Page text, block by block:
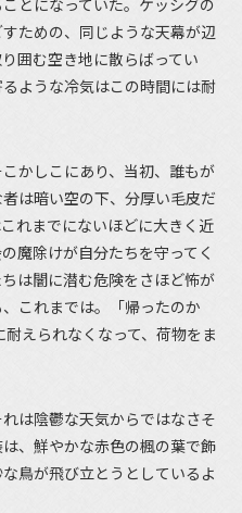
とになっていた。ケッシグの
ための、同じような天幕が辺
囲む空き地に散らばってい
ような冷気はこの時間には耐
かしこにあり、当初、誰もが
は暗い空の下、分厚い毛皮だ
れまでにないほどに大きく近
魔除けが自分たちを守ってく
は闇に潜む危険をさほど怖が
これまでは。「帰ったのか
えられなくなって、荷物をま
は陰鬱な天気からではなさそ
、鮮やかな赤色の楓の葉で飾
鳥が飛び立とうとしているよ